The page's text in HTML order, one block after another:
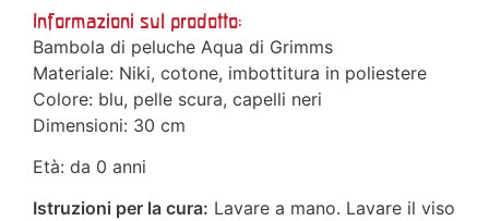
Informazioni sul prodotto:
Bambola di peluche Aqua di Grimms
Materiale: Niki, cotone, imbottitura in poliestere
Colore: blu, pelle scura, capelli neri
Dimensioni: 30 cm
Età: da 0 anni
Istruzioni per la cura: Lavare a mano. Lavare il viso